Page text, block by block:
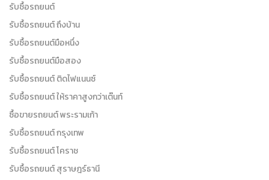
รับซื้อรถยนต์
รับซื้อรถยนต์ ถึงบ้าน
รับซื้อรถยนต์มือหนึ่ง
รับซื้อรถยนต์มือสอง
รับซื้อรถยนต์ ติดไฟแนนซ์
รับซื้อรถยนต์ ให้ราคาสูงกว่าเต๊นท์
ซื้อขายรถยนต์ พระรามเก้า
รับซื้อรถยนต์ กรุงเทพ
รับซื้อรถยนต์ โคราช
รับซื้อรถยนต์ สุราษฎร์ธานี